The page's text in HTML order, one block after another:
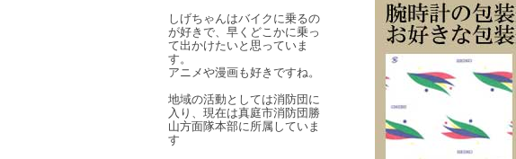
しげちゃんはバイクに乗るの
が好きで、早くどこかに乗っ
て出かけたいと思っていま
す。
アニメや漫画も好きですね。
地域の活動としては消防団に
入り、現在は真庭市消防団勝
山方面隊本部に所属していま
す